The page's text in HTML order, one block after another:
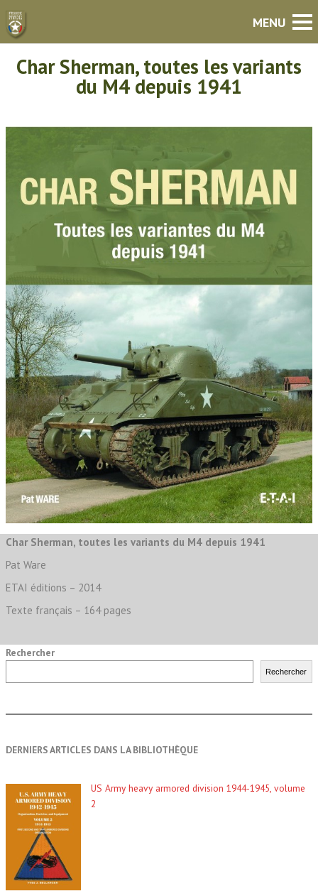
Char Sherman, toutes les variants
du M4 depuis 1941
Char Sherman, toutes les variants du M4 depuis 1941
Pat Ware
ETAI éditions – 2014
Texte français – 164 pages
Rechercher
Rechercher
DERNIERS ARTICLES DANS LA BIBLIOTHÈQUE
US Army heavy armored division 1944-1945, volume
2